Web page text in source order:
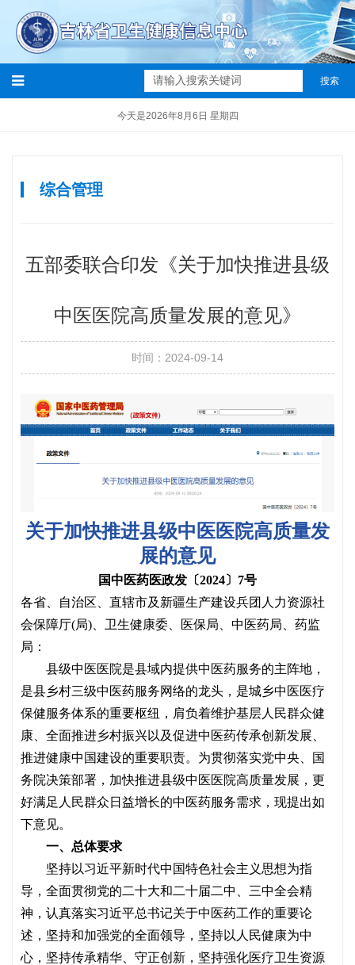
搜索
今天是2026年8月6日 星期四
综合管理
五部委联合印发《关于加快推进县级
中医医院高质量发展的意见》
时间：2024-09-14
关于加快推进县级中医医院高质量发
展的意见
国中医药医政发〔2024〕7号
各省、自治区、直辖市及新疆生产建设兵团人力资源社
会保障厅(局)、卫生健康委、医保局、中医药局、药监
局：
县级中医医院是县域内提供中医药服务的主阵地，
是县乡村三级中医药服务网络的龙头，是城乡中医医疗
保健服务体系的重要枢纽，肩负着维护基层人民群众健
康、全面推进乡村振兴以及促进中医药传承创新发展、
推进健康中国建设的重要职责。为贯彻落实党中央、国
务院决策部署，加快推进县级中医医院高质量发展，更
好满足人民群众日益增长的中医药服务需求，现提出如
下意见。
一、总体要求
坚持以习近平新时代中国特色社会主义思想为指
导，全面贯彻党的二十大和二十届二中、三中全会精
神，认真落实习近平总书记关于中医药工作的重要论
述，坚持和加强党的全面领导，坚持以人民健康为中
心，坚持传承精华、守正创新，坚持强化医疗卫生资源